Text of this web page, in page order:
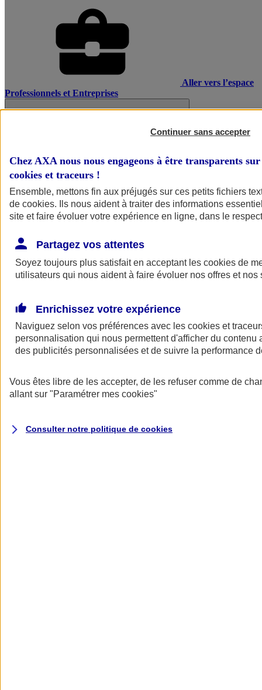
Aller vers l’espace
Professionnels et Entreprises
AXA Assurance
Continuer sans accepter
Chez AXA nous nous engageons à être transparents
cookies et traceurs !
Ensemble, mettons fin aux préjugés sur ces petits fichiers
de cookies. Ils nous aident à traiter des informations
site et faire évoluer votre expérience en ligne, dans le
Partagez vos attentes
Soyez toujours plus satisfait en acceptant les cookies de
utilisateurs qui nous aident à faire évoluer nos offres et nos
Enrichissez votre expérience
Naviguez selon vos préférences avec les cookies et
personnalisation qui nous permettent d'afficher du contenu
des publicités personnalisées et de suivre la performance
Vous êtes libre de les accepter, de les refuser comme de
allant sur "Paramétrer mes cookies"
Consulter notre politique de cookies